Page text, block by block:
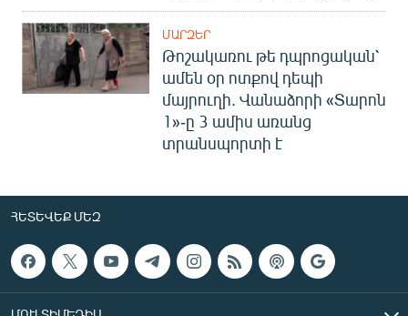
ՄԱՐԶԵՐ
Թոշակառու թե դպրոցական՝
ամեն օր ոտքով դեպի
մայրուղի. Վանաձորի «Տարոն
1»-ը 3 ամիս առանց
տրանսպորտի է
ՀԵՏԵՎԵՔ ՄԵԶ